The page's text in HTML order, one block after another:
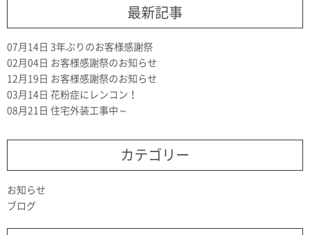
最新記事
07月14日 3年ぶりのお客様感謝祭
02月04日 お客様感謝祭のお知らせ
12月19日 お客様感謝祭のお知らせ
03月14日 花粉症にレンコン！
08月21日 住宅外装工事中～
カテゴリー
お知らせ
ブログ